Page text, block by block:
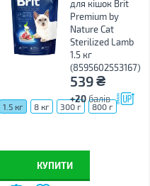
для кішок Brit
Premium by
Nature Cat
Sterilized Lamb
1.5 кг
(8595602553167)
539₴
+20 балів
1.5 кг 8 кг 300 г 800 г
КУПИТИ